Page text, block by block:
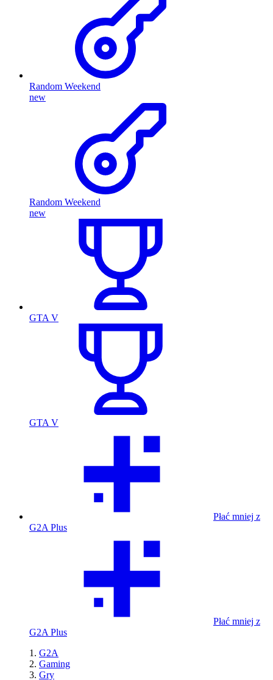
Random Weekend
new
Random Weekend
new
GTA V
GTA V
Płać mniej z
G2A Plus
Płać mniej z
G2A Plus
G2A
Gaming
Gry